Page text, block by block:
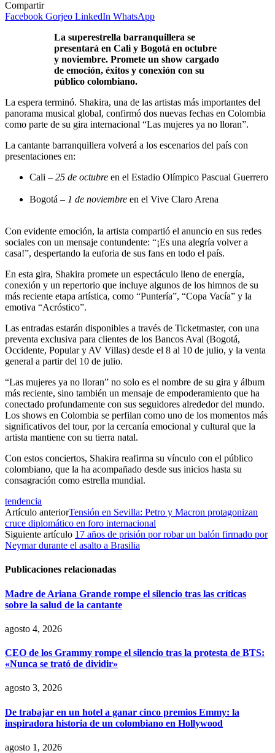
Compartir
Facebook Gorjeo LinkedIn WhatsApp
La superestrella barranquillera se
presentará en Cali y Bogotá en octubre
y noviembre. Promete un show cargado
de emoción, éxitos y conexión con su
público colombiano.
La espera terminó. Shakira, una de las artistas más importantes del
panorama musical global, confirmó dos nuevas fechas en Colombia
como parte de su gira internacional “Las mujeres ya no lloran”.
La cantante barranquillera volverá a los escenarios del país con
presentaciones en:
Cali – 25 de octubre en el Estadio Olímpico Pascual Guerrero
Bogotá – 1 de noviembre en el Vive Claro Arena
Con evidente emoción, la artista compartió el anuncio en sus redes
sociales con un mensaje contundente: “¡Es una alegría volver a
casa!”, despertando la euforia de sus fans en todo el país.
En esta gira, Shakira promete un espectáculo lleno de energía,
conexión y un repertorio que incluye algunos de los himnos de su
más reciente etapa artística, como “Puntería”, “Copa Vacía” y la
emotiva “Acróstico”.
Las entradas estarán disponibles a través de Ticketmaster, con una
preventa exclusiva para clientes de los Bancos Aval (Bogotá,
Occidente, Popular y AV Villas) desde el 8 al 10 de julio, y la venta
general a partir del 10 de julio.
“Las mujeres ya no lloran” no solo es el nombre de su gira y álbum
más reciente, sino también un mensaje de empoderamiento que ha
conectado profundamente con sus seguidores alrededor del mundo.
Los shows en Colombia se perfilan como uno de los momentos más
significativos del tour, por la cercanía emocional y cultural que la
artista mantiene con su tierra natal.
Con estos conciertos, Shakira reafirma su vínculo con el público
colombiano, que la ha acompañado desde sus inicios hasta su
consagración como estrella mundial.
tendencia
Artículo anteriorTensión en Sevilla: Petro y Macron protagonizan
cruce diplomático en foro internacional
Siguiente artículo 17 años de prisión por robar un balón firmado por
Neymar durante el asalto a Brasilia
Publicaciones relacionadas
Madre de Ariana Grande rompe el silencio tras las críticas
sobre la salud de la cantante
agosto 4, 2026
CEO de los Grammy rompe el silencio tras la protesta de BTS:
«Nunca se trató de dividir»
agosto 3, 2026
De trabajar en un hotel a ganar cinco premios Emmy: la
inspiradora historia de un colombiano en Hollywood
agosto 1, 2026